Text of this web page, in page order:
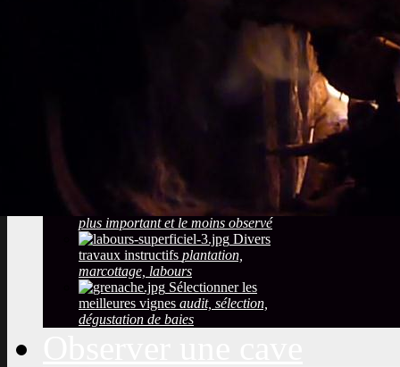
coulure, blessures,
Observer la saison
maturation, dormance, véraison,
Taille de la vigne
plus important et le moins observé
Divers
travaux instructifs plantation,
marcottage, labours
Sélectionner les
meilleures vignes audit, sélection,
dégustation de baies